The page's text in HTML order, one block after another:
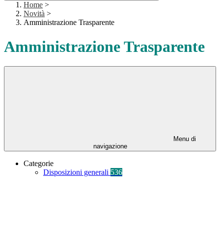
Home >
Novità >
Amministrazione Trasparente
Amministrazione Trasparente
Menu di
navigazione
Categorie
Disposizioni generali 536